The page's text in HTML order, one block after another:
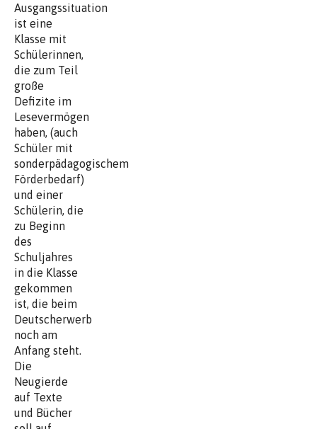
Ausgangssituation
ist eine
Klasse mit
Schülerinnen,
die zum Teil
große
Defizite im
Lesevermögen
haben, (auch
Schüler mit
sonderpädagogischem
Förderbedarf)
und einer
Schülerin, die
zu Beginn
des
Schuljahres
in die Klasse
gekommen
ist, die beim
Deutscherwerb
noch am
Anfang steht.
Die
Neugierde
auf Texte
und Bücher